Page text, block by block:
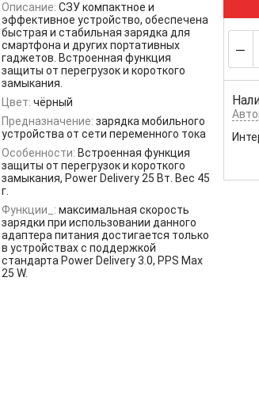
Описание: СЗУ компактное и
эффективное устройство, обеспечена
быстрая и стабильная зарядка для
смартфона и других портативных
гаджетов. Встроенная функция
защиты от перегрузок и короткого
замыкания.
Цвет: чёрный
Предназначение: зарядка мобильного
устройства от сети переменного тока
Особенности: Встроенная функция
защиты от перегрузок и короткого
замыкания, Power Delivery 25 Вт. Вес 45
г.
Функции_: максимальная скорость
зарядки при использовании данного
адаптера питания достигается только
в устройствах с поддержкой
стандарта Power Delivery 3.0, PPS Max
25 W.